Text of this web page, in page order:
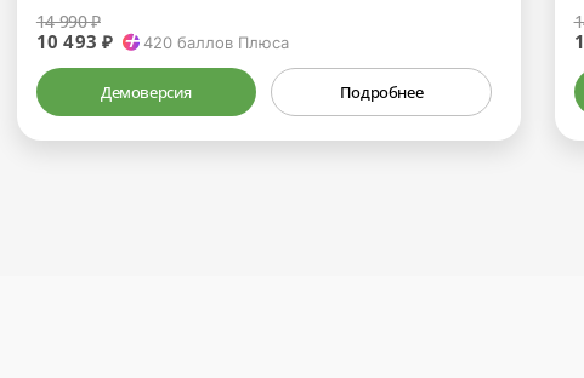
14 990 ₽
10 493 ₽ 420 баллов Плюса
Демоверсия Подробнее